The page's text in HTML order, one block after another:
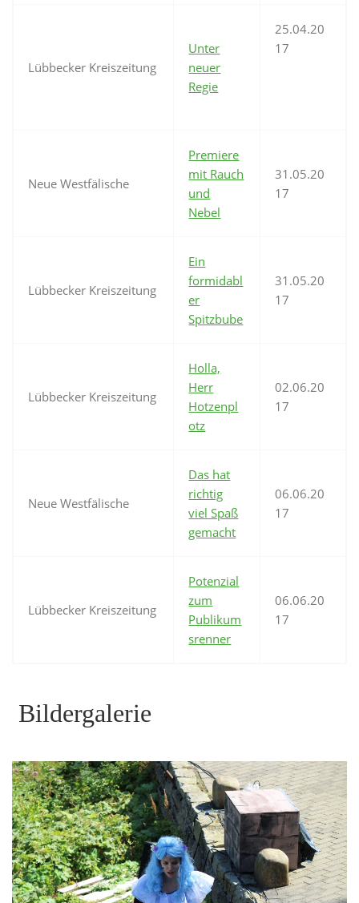
Lübbecker Kreiszeitung
Unter
neuer
Regie
25.04.20
17
Neue Westfälische
Premiere
mit Rauch
und
Nebel
31.05.20
17
Lübbecker Kreiszeitung
Ein
formidabl
er
Spitzbube
31.05.20
17
Lübbecker Kreiszeitung
Holla,
Herr
Hotzenpl
otz
02.06.20
17
Neue Westfälische
Das hat
richtig
viel Spaß
gemacht
06.06.20
17
Lübbecker Kreiszeitung
Potenzial
zum
Publikum
srenner
06.06.20
17
Bildergalerie